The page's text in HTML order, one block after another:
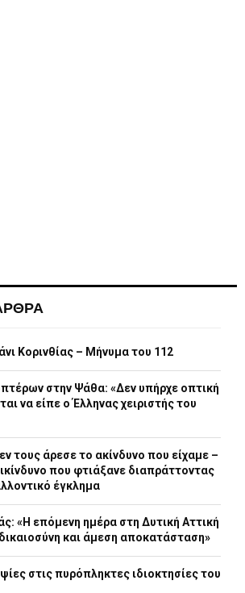
Κορινθίας – Μήνυμα του 112
στην Ψάθα: «Δεν υπήρχε οπτική
να είπε ο Έλληνας χειριστής του
τους άρεσε το ακίνδυνο που είχαμε –
που φτιάξανε διαπράττοντας
έγκλημα
«Η επόμενη ημέρα στη Δυτική Αττική
και άμεση αποκατάσταση»
στις πυρόπληκτες ιδιοκτησίες του